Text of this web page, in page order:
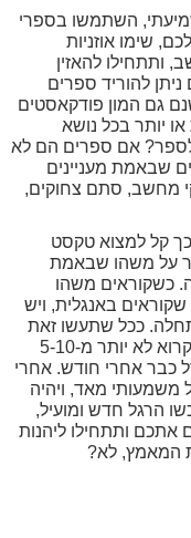
השתמשו בספרי
שימו אוזניות
להאזין
להוריד ספרים
גם המון פודקאסטים
יותר בכל נושא
לספר? אם ספרים הם לא
שבאמת מעניינים
מחשב, סתם צחוקים,
כך קל למצוא טקסט
על משהו שבאמת
כשקוראים משהו
באנגלית, ויש
ככל שתעשו זאת
יותר, כך יהיה לכם קל יותר. אם תתמידו לקרוא לא יותר מ-5-10
כבר אחרי חודש. אחרי
משמעותי מאד, ויהיה
הרגל חדש ומועיל,
אתכם ותתחילו ליהנות
המאמץ, לא?